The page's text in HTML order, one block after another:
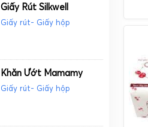
Giấy Rút Silkwell
Giấy rút- Giấy hộp
Khăn Ướt Mamamy
Giấy rút- Giấy hộp